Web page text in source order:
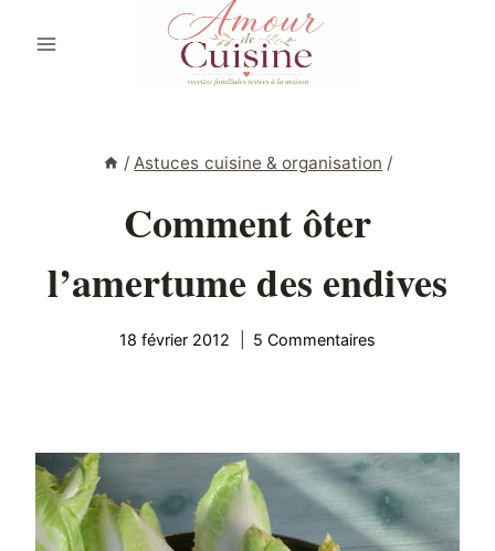
/ Astuces cuisine & organisation /
Comment ôter
l’amertume des endives
18 février 2012 5 Commentaires